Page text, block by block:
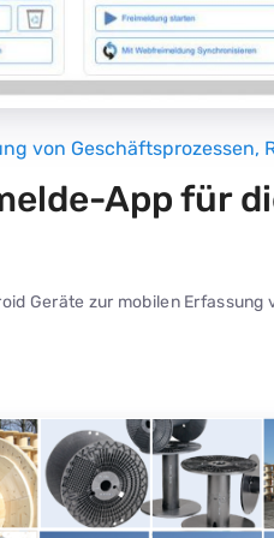
von Geschäftsprozessen,
App für
Geräte zur mobilen